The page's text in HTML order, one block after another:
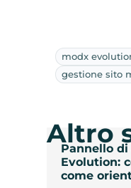
modx
gestione sito
Pannello
Evolution:
come
Altro